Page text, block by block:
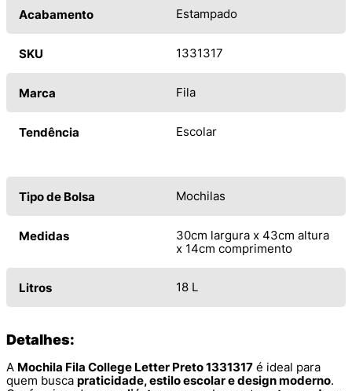
Acabamento Estampado
SKU 1331317
Marca Fila
Tendência Escolar
Tipo de Bolsa Mochilas
Medidas
30cm largura x 43cm altura
x 14cm comprimento
Litros 18 L
Detalhes:
A Mochila Fila College Letter Preto 1331317 é ideal para
quem busca praticidade, estilo escolar e design moderno.